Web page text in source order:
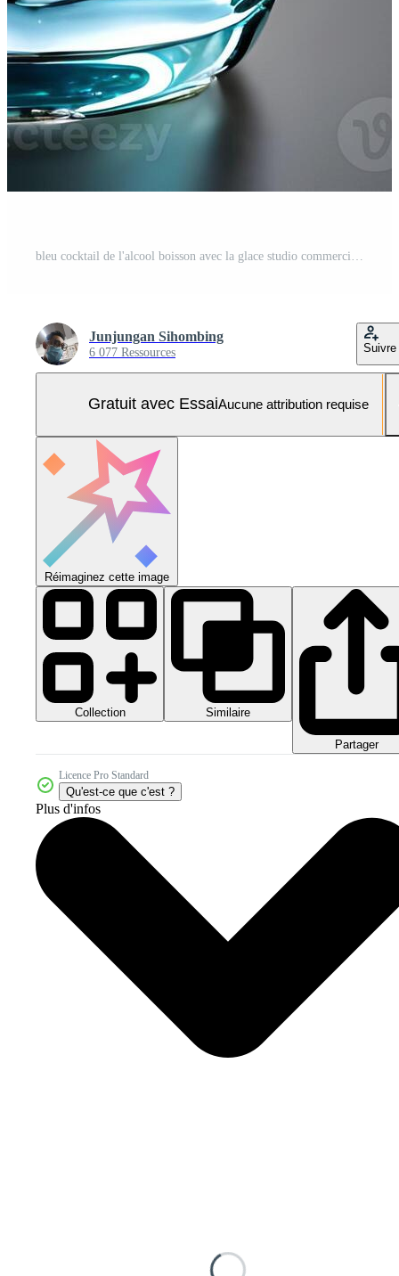
Junjungan Sihombing
6 077 Ressources Suivre
Gratuit avec EssaiAucune attribution requise
Réimaginez cette image
Collection Similaire
Partager
Licence Pro Standard
Qu'est-ce que c'est ?
Plus d'infos